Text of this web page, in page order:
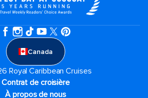
Canada
Royal Caribbean Cruises
Contrat de croisière
À propos de nous